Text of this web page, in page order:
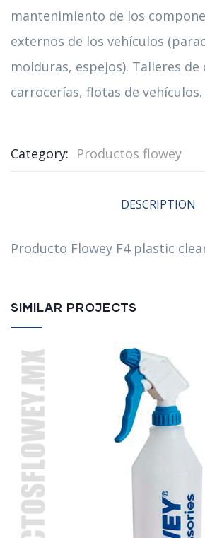
mantenimiento de los
externos de los vehículos
molduras, espejos). Talleres de
carrocerías, flotas de vehículos.
Category: Productos flowey
DESCRIPTION
Producto Flowey F4 plastic
SIMILAR PROJECTS